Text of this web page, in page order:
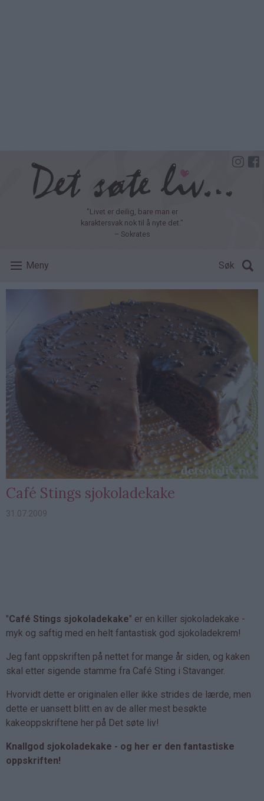
"Livet er deilig, bare man er
karaktersvak nok til å nyte det."
– Sokrates
Meny Søk
Café Stings sjokoladekake
31.07.2009
"Café Stings sjokoladekake" er en killer sjokoladekake -
myk og saftig med en helt fantastisk god sjokoladekrem!
Jeg fant oppskriften på nettet for mange år siden, og kaken
skal etter sigende stamme fra Café Sting i Stavanger.
Hvorvidt dette er originalen eller ikke strides de lærde, men
dette er uansett blitt en av de aller mest besøkte
kakeoppskriftene her på Det søte liv!
Knallgod sjokoladekake - og her er den fantastiske
oppskriften!